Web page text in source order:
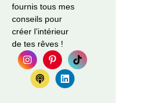
fournis tous mes
conseils pour
créer l’intérieur
de tes rêves !